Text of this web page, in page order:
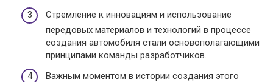
Стремление к инновациям и использование
передовых материалов и технологий в процессе
создания автомобиля стали основополагающими
принципами команды разработчиков.
Важным моментом в истории создания этого